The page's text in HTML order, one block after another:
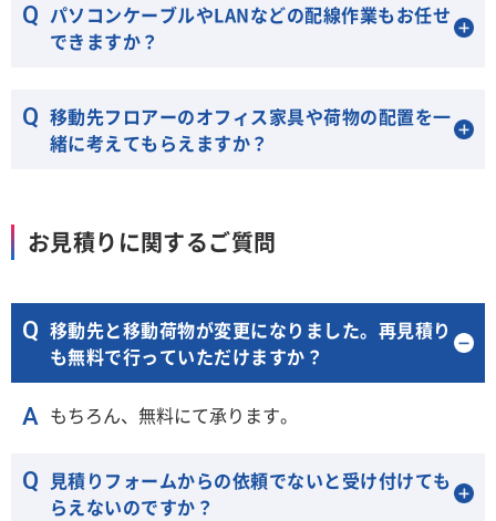
パソコンケーブルやLANなどの配線作業もお任せ
できますか？
移動先フロアーのオフィス家具や荷物の配置を一
緒に考えてもらえますか？
お見積りに関するご質問
移動先と移動荷物が変更になりました。再見積り
も無料で行っていただけますか？
もちろん、無料にて承ります。
見積りフォームからの依頼でないと受け付けても
らえないのですか？